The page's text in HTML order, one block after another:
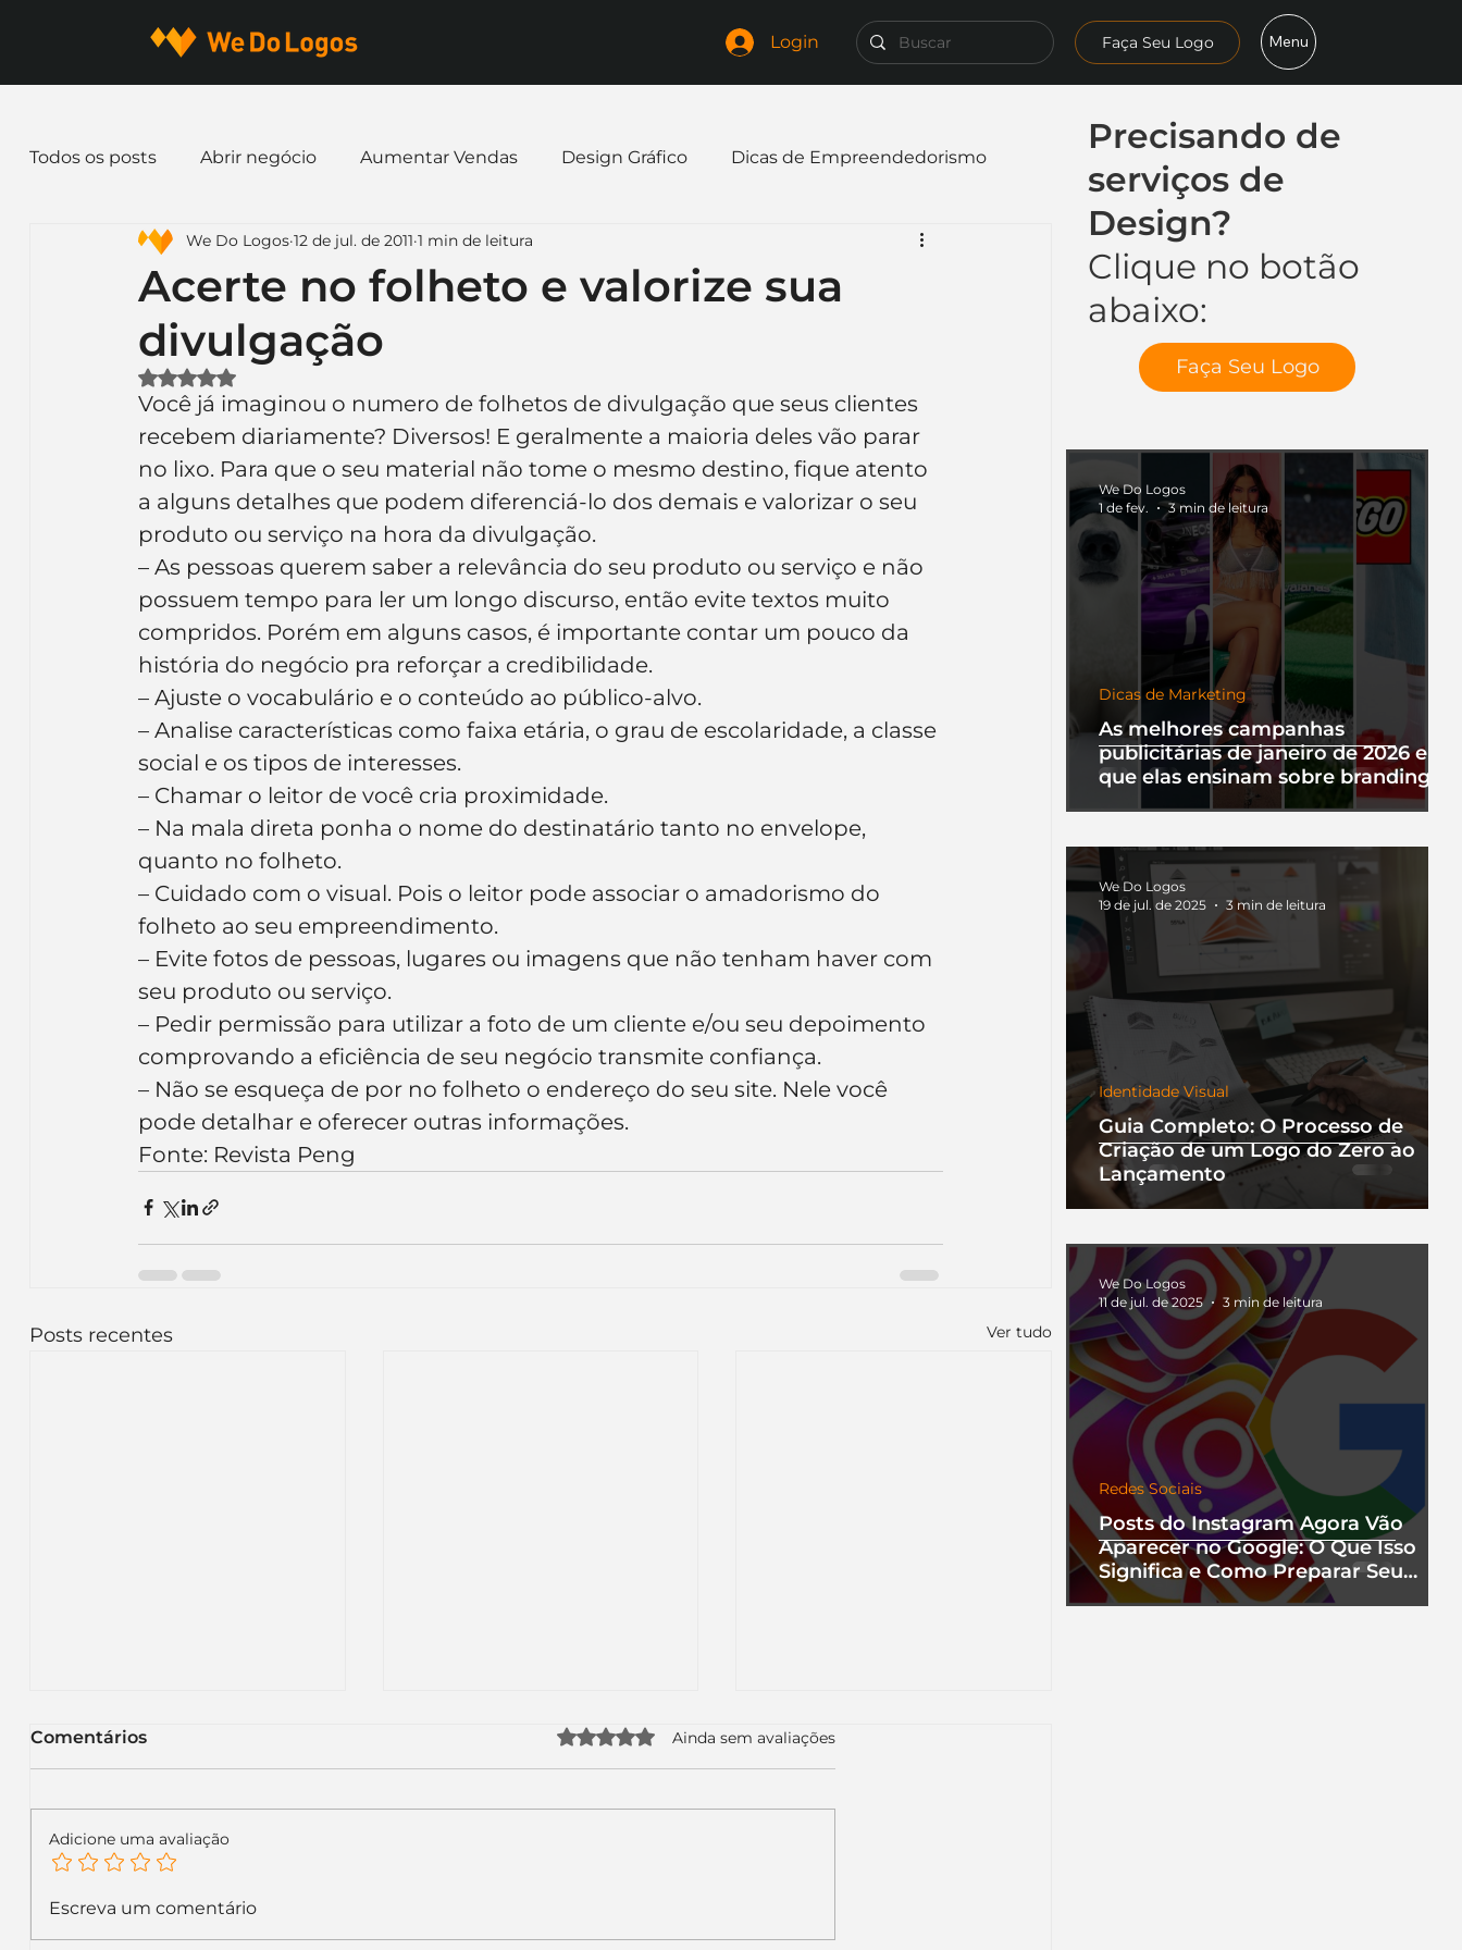
Login Faça Seu Logo Menu
Precisando de
serviços de
Design?
Clique no botão
abaixo:
Faça Seu Logo
As melhores campanhas
publicitárias de janeiro de 2026 e o
que elas ensinam sobre branding
Dicas de Marketing
We Do Logos
1 de fev.
3 min de leitura
Guia Completo: O Processo de
Criação de um Logo do Zero ao
Lançamento
Identidade Visual
We Do Logos
19 de jul. de 2025
3 min de leitura
Posts do Instagram Agora Vão
Aparecer no Google: O Que Isso
Significa e Como Preparar Seu
Perfil
Redes Sociais
We Do Logos
11 de jul. de 2025
3 min de leitura
Todos os posts Abrir negócio Aumentar Vendas Design Gráfico Dicas de Empreendedorismo
Dicas de Marketing Email marketing Expandir negócio
Identidade Visual Marca Nome para Empresa
Mascotes Curiosidades Frases
Inteligência Artificial Embalagens nome de empresa Branding
Acerte no folheto e valorize sua
divulgação
We Do Logos 12 de jul. de 2011 1 min de leitura
Avaliado com NaN de 5 estrelas.
Você já imaginou o numero de folhetos de divulgação que seus clientes
recebem diariamente? Diversos! E geralmente a maioria deles vão parar
no lixo. Para que o seu material não tome o mesmo destino, fique atento
a alguns detalhes que podem diferenciá-lo dos demais e valorizar o seu
produto ou serviço na hora da divulgação.
– As pessoas querem saber a relevância do seu produto ou serviço e não
possuem tempo para ler um longo discurso, então evite textos muito
compridos. Porém em alguns casos, é importante contar um pouco da
história do negócio pra reforçar a credibilidade.
– Ajuste o vocabulário e o conteúdo ao público-alvo.
– Analise características como faixa etária, o grau de escolaridade, a classe
social e os tipos de interesses.
– Chamar o leitor de você cria proximidade.
– Na mala direta ponha o nome do destinatário tanto no envelope,
quanto no folheto.
– Cuidado com o visual. Pois o leitor pode associar o amadorismo do
folheto ao seu empreendimento.
– Evite fotos de pessoas, lugares ou imagens que não tenham haver com
seu produto ou serviço.
– Pedir permissão para utilizar a foto de um cliente e/ou seu depoimento
comprovando a eficiência de seu negócio transmite confiança.
– Não se esqueça de por no folheto o endereço do seu site. Nele você
pode detalhar e oferecer outras informações.
Fonte: Revista Peng
Posts recentes Ver tudo
KFC renova sua
Comentários Avaliado com 0 de 5 estrelas.
Ainda sem avaliações
Adicione uma avaliação
Escreva um comentário